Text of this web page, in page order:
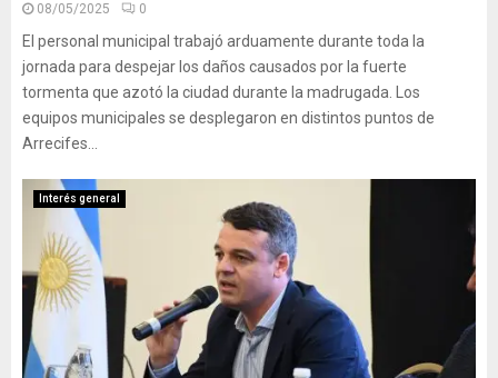
08/05/2025 0
El personal municipal trabajó arduamente durante toda la
jornada para despejar los daños causados por la fuerte
tormenta que azotó la ciudad durante la madrugada. Los
equipos municipales se desplegaron en distintos puntos de
Arrecifes...
Interés general